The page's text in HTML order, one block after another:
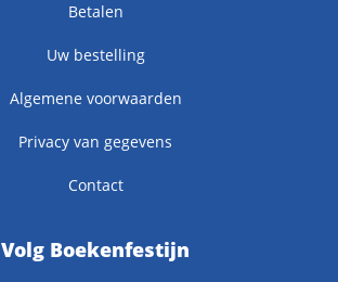
Betalen
Uw bestelling
Algemene voorwaarden
Privacy van gegevens
Contact
Volg Boekenfestijn